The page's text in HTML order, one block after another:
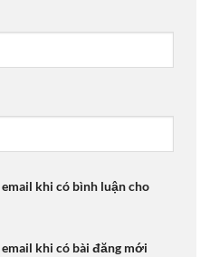
khi có bình luận cho
khi có bài đăng mới